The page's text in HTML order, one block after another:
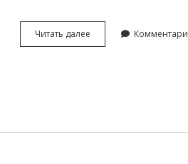
Читать далее
и
управления